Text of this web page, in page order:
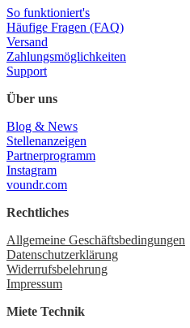
So funktioniert's
Häufige Fragen (FAQ)
Versand
Zahlungsmöglichkeiten
Support
Über uns
Blog & News
Stellenanzeigen
Partnerprogramm
Instagram
voundr.com
Rechtliches
Allgemeine Geschäftsbedingungen
Datenschutzerklärung
Widerrufsbelehrung
Impressum
Miete Technik